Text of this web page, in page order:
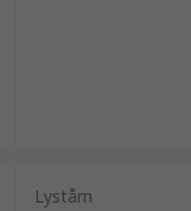
Lystårn